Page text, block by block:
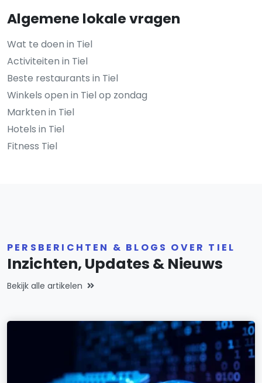
Algemene lokale vragen
Wat te doen in Tiel
Activiteiten in Tiel
Beste restaurants in Tiel
Winkels open in Tiel op zondag
Markten in Tiel
Hotels in Tiel
Fitness Tiel
PERSBERICHTEN & BLOGS OVER TIEL
Inzichten, Updates & Nieuws
Bekijk alle artikelen